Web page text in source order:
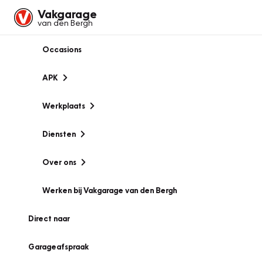
Vakgarage
van den Bergh
Occasions
APK
Werkplaats
Diensten
Over ons
Werken bij Vakgarage van den Bergh
Direct naar
Garageafspraak